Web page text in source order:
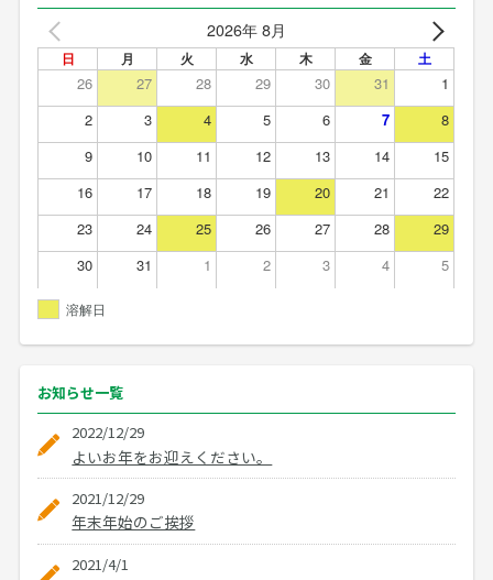
2026年 8月
日 月 火 水 木 金 土
26 27 28 29 30 31
1
2
3 4 5 6 7
8
9
10 11 12 13 14
15
16
17 18 19 20 21
22
23
24 25 26 27 28
29
30
31 1 2 3 4 5
溶解日
お知らせ一覧
2022/12/29
よいお年をお迎えください。
2021/12/29
年末年始のご挨拶
2021/4/1